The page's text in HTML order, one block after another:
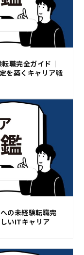
職完全ガイド｜
を築くキャリア戦
の未経験転職完
いITキャリア